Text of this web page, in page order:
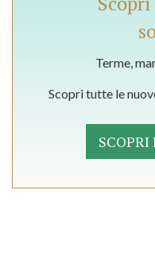
Terme,
Scopri tutte le
SCOPRI